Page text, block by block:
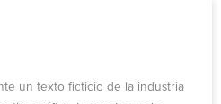
un texto ficticio de la industria